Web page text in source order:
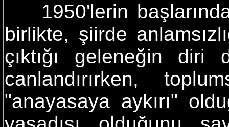
1950'lerin
birlikte, şiirde
çıktığı geleneğin diri
canlandırırken,
"anayasaya aykırı"